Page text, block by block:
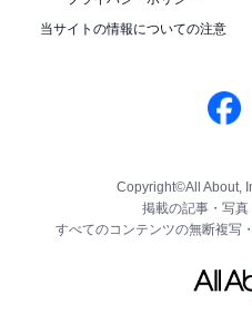
当サイトの情報についての注意
Copyright©All About,
掲載の記事・写真
すべてのコンテンツの無断複写